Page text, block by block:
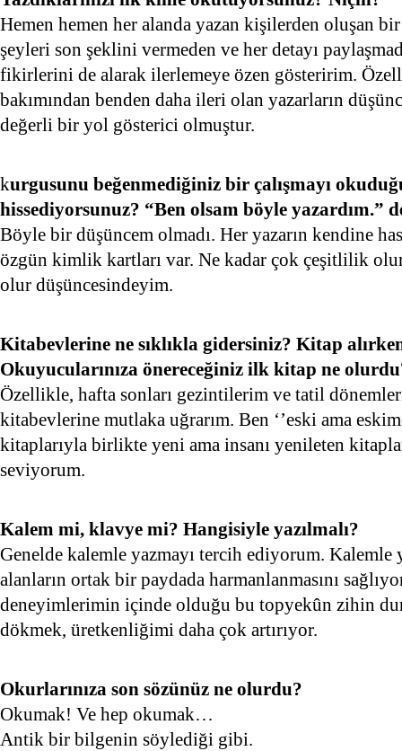
Hemen hemen her alanda yazan kişilerden oluşan
şeyleri son şeklini vermeden ve her detayı
fikirlerini de alarak ilerlemeye özen gösteririm.
bakımından benden daha ileri olan yazarların
değerli bir yol gösterici olmuştur.
kurgusunu beğenmediğiniz bir çalışmayı
hissediyorsunuz? “Ben olsam böyle yazardım.”
Böyle bir düşüncem olmadı. Her yazarın kendine
özgün kimlik kartları var. Ne kadar çok çeşitlilik
olur düşüncesindeyim.
Kitabevlerine ne sıklıkla gidersiniz? Kitap
Okuyucularınıza önereceğiniz ilk kitap ne
Özellikle, hafta sonları gezintilerim ve tatil
kitabevlerine mutlaka uğrarım. Ben ‘’eski ama
kitaplarıyla birlikte yeni ama insanı yenileten
seviyorum.
Kalem mi, klavye mi? Hangisiyle yazılmalı?
Genelde kalemle yazmayı tercih ediyorum.
alanların ortak bir paydada harmanlanmasını
deneyimlerimin içinde olduğu bu topyekûn zihin
dökmek, üretkenliğimi daha çok artırıyor.
Okurlarınıza son sözünüz ne olurdu?
Okumak! Ve hep okumak…
Antik bir bilgenin söylediği gibi.